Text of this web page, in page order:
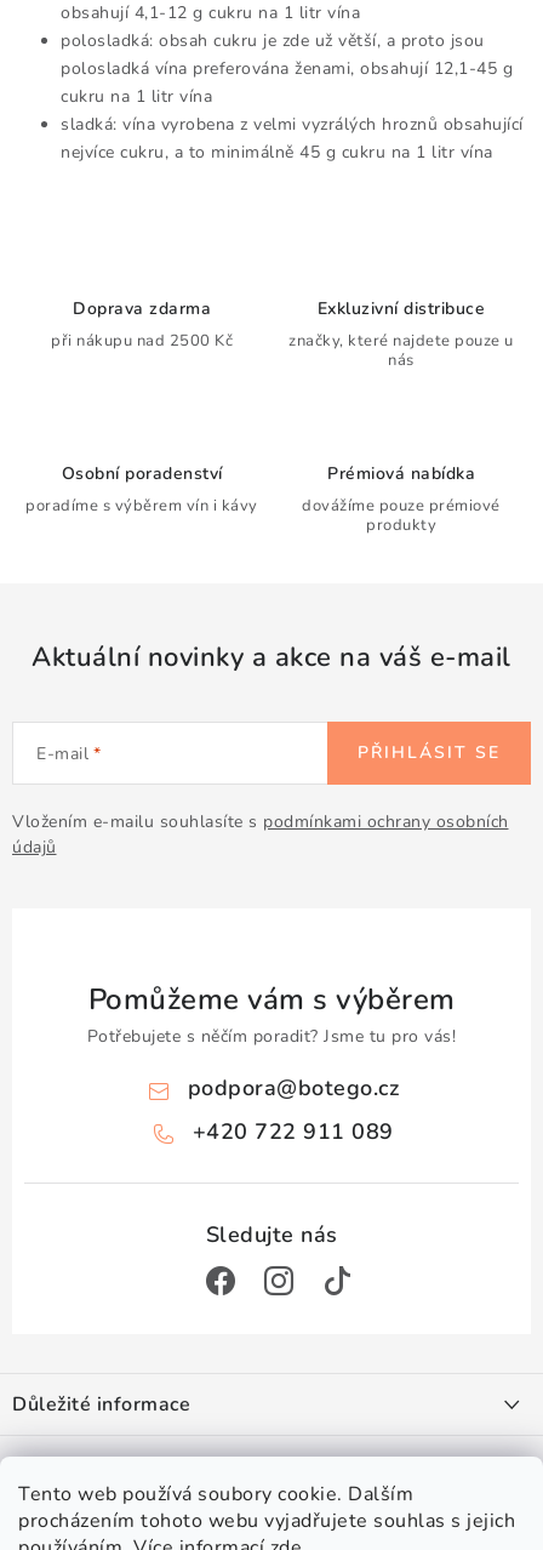
Tento web používá soubory cookie. Dalším
procházením tohoto webu vyjadřujete souhlas s jejich
obsahují 4,1-12 g cukru na 1 litr vína
polosladká: obsah cukru je zde už větší, a proto jsou
polosladká vína preferována ženami, obsahují 12,1-45 g
cukru na 1 litr vína
sladká: vína vyrobena z velmi vyzrálých hroznů obsahující
nejvíce cukru, a to minimálně 45 g cukru na 1 litr vína
Doprava zdarma
při nákupu nad 2500 Kč
Exkluzivní distribuce
značky, které najdete pouze u
nás
Osobní poradenství
poradíme s výběrem vín i kávy
Prémiová nabídka
dovážíme pouze prémiové
produkty
Aktuální novinky a akce na váš e-mail
E-mail
Vložením e-mailu souhlasíte s podmínkami ochrany osobních
údajů
PŘIHLÁSIT SE
Pomůžeme vám s výběrem
Potřebujete s něčím poradit? Jsme tu pro vás!
podpora@botego.cz
+420 722 911 089
p
a
Důležité informace
Doprava a platba
Obchodní podmínky
Podmínky ochrany osobních údajů
Věrnostní program
#botego